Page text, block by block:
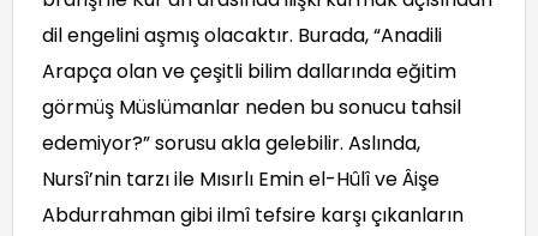
dil engelini aşmış olacaktır. Burada, “Anadili
Arapça olan ve çeşitli bilim dallarında eğitim
görmüş Müslümanlar neden bu sonucu tahsil
edemiyor?” sorusu akla gelebilir. Aslında,
Nursî’nin tarzı ile Mısırlı Emin el-Hûlî ve Âişe
Abdurrahman gibi ilmî tefsire karşı çıkanların